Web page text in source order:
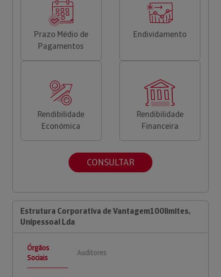
Prazo Médio de
Pagamentos
Endividamento
Rendibilidade
Económica
Rendibilidade
Financeira
CONSULTAR
Estrutura Corporativa de Vantagem100limites,
Unipessoal Lda
Órgãos
Sociais
Auditores